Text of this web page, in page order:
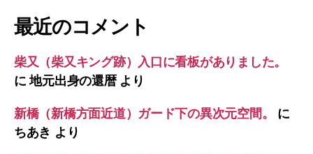
最近のコメント
柴又（柴又キング跡）入口に看板がありました。
に地元出身の還暦より
新橋（新橋方面近道）ガード下の異次元空間。
に
ちあき より